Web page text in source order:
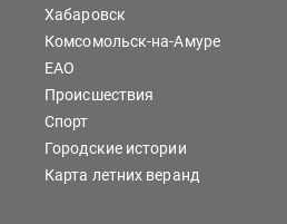
Хабаровск
Комсомольск-на-Амуре
ЕАО
Происшествия
Спорт
Городские истории
Карта летних веранд